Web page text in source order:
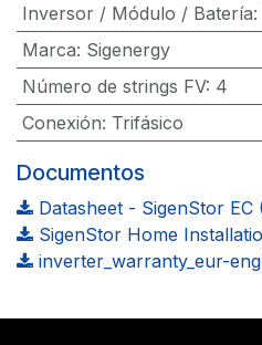
Inversor / Módulo / Batería:
Marca: Sigenergy
Número de strings FV: 4
Conexión: Trifásico
Documentos
Datasheet - SigenStor
SigenStor Home
inverter_warranty_eur-